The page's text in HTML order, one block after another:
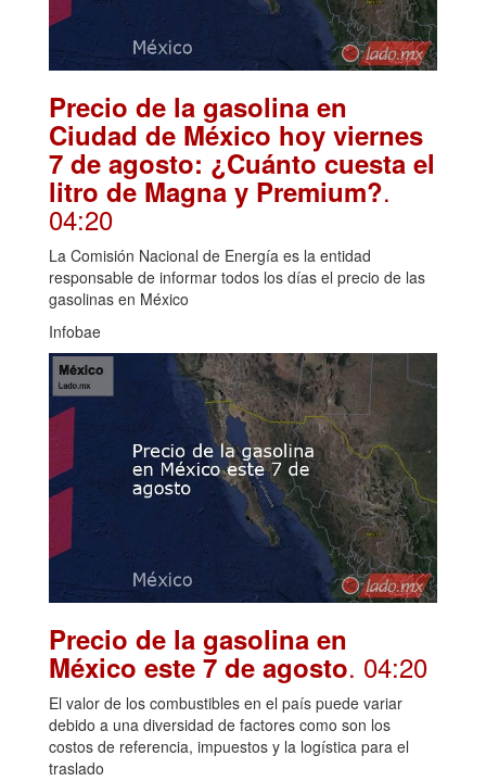
Precio de la gasolina en
Ciudad de México hoy viernes
7 de agosto: ¿Cuánto cuesta el
litro de Magna y Premium?.
04:20
La Comisión Nacional de Energía es la entidad
responsable de informar todos los días el precio de las
gasolinas en México
Infobae
Precio de la gasolina en
México este 7 de agosto. 04:20
El valor de los combustibles en el país puede variar
debido a una diversidad de factores como son los
costos de referencia, impuestos y la logística para el
traslado